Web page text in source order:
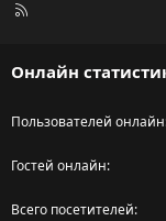
R
Онлайн
Пользователей онлайн
Гостей онлайн
Всего посетителей